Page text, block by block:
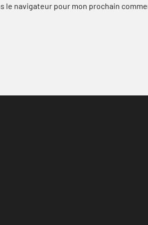
le navigateur pour mon prochain